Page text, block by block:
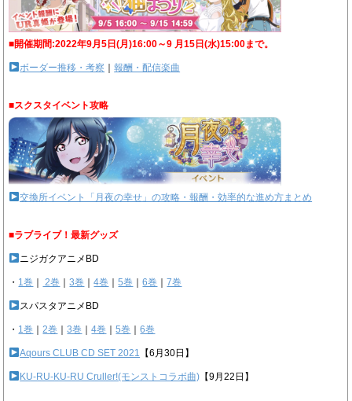
■開催期間:2022年9月5日(月)16:00～9 月15日(水)15:00まで。
ボーダー推移・考察 ｜報酬・配信楽曲
■スクスタイベント攻略
交換所イベント「月夜の幸せ」の攻略・報酬・効率的な進め方まとめ
■ラブライブ！最新グッズ
ニジガクアニメBD
・ 1巻 2巻 ｜3巻 ｜4巻 ｜5巻 ｜6巻 ｜7巻
スパスタアニメBD
・ 1巻 ｜2巻 ｜3巻 ｜4巻 ｜5巻 ｜6巻
Aqours CLUB CD SET 2021 【6月30日】
KU-RU-KU-RU Cruller!(モンストコラボ曲) 【9月22日】